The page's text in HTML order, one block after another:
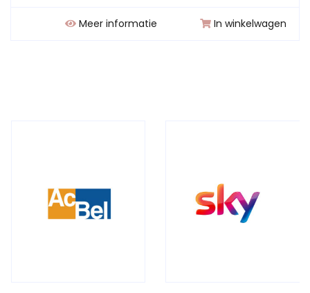
Meer informatie In winkelwagen